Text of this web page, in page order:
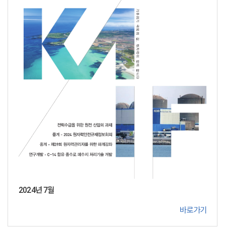
2024년 7월
바로가기